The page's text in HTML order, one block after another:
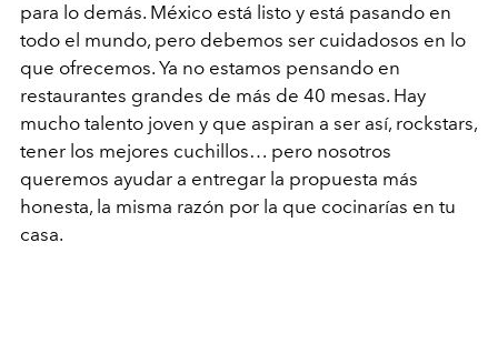
para lo demás. México está listo y está pasando en
todo el mundo, pero debemos ser cuidadosos en lo
que ofrecemos. Ya no estamos pensando en
restaurantes grandes de más de 40 mesas. Hay
mucho talento joven y que aspiran a ser así, rockstars,
tener los mejores cuchillos… pero nosotros
queremos ayudar a entregar la propuesta más
honesta, la misma razón por la que cocinarías en tu
casa.